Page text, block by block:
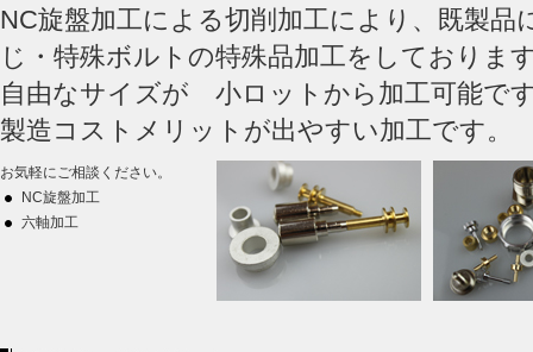
NC旋盤加工による切削加工により、既製品
じ・特殊ボルトの特殊品加工をしておりま
自由なサイズが 小ロットから加工可能で
製造コストメリットが出やすい加工です。
お気軽にご相談ください。
NC旋盤加工
六軸加工